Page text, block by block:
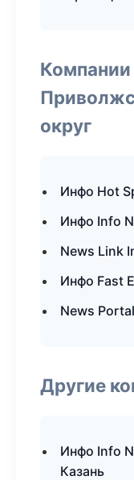
Компании
округ
Инфо Hot
Инфо Info
News Link
Инфо Fast
News
Другие
Инфо Info
Казань